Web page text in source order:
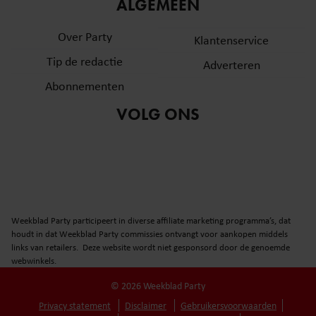
partners kunnen deze gegevens combineren met andere
verzameld op basis van uw gebruik van hun services. U
gaat akkoord met onze cookies als u onze website blijft
ALGEMEEN
Over Party
Tip de redactie
Abonnementen
Klantenservice
Adverteren
VOLG ONS
Weekblad Party participeert in diverse affiliate marketing programma’s, dat
houdt in dat Weekblad Party commissies ontvangt voor aankopen middels
links van retailers. Deze website wordt niet gesponsord door de genoemde
webwinkels.
© 2026 Weekblad Party
Privacy statement
Disclaimer
Gebruikersvoorwaarden